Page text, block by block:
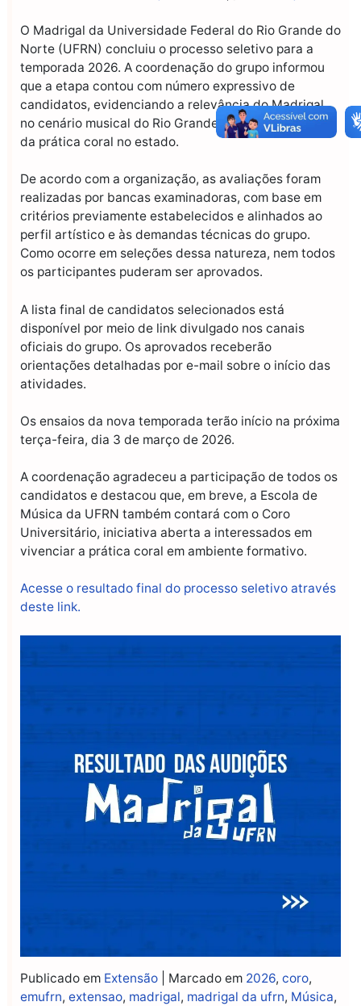
O Madrigal da Universidade Federal do Rio Grande do
Norte (UFRN) concluiu o processo seletivo para a
temporada 2026. A coordenação do grupo informou
que a etapa contou com número expressivo de
candidatos, evidenciando a relevância do Madrigal
no cenário musical do Rio Grande do Norte e a força
da prática coral no estado.
De acordo com a organização, as avaliações foram
realizadas por bancas examinadoras, com base em
critérios previamente estabelecidos e alinhados ao
perfil artístico e às demandas técnicas do grupo.
Como ocorre em seleções dessa natureza, nem todos
os participantes puderam ser aprovados.
A lista final de candidatos selecionados está
disponível por meio de link divulgado nos canais
oficiais do grupo. Os aprovados receberão
orientações detalhadas por e-mail sobre o início das
atividades.
Os ensaios da nova temporada terão início na próxima
terça-feira, dia 3 de março de 2026.
A coordenação agradeceu a participação de todos os
candidatos e destacou que, em breve, a Escola de
Música da UFRN também contará com o Coro
Universitário, iniciativa aberta a interessados em
vivenciar a prática coral em ambiente formativo.
Acesse o resultado final do processo seletivo através
deste link.
Publicado em Extensão Marcado em 2026, coro,
emufrn, extensao, madrigal, madrigal da ufrn, Música,